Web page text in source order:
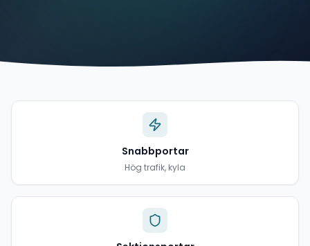
Snabbportar
Hög trafik, kyla